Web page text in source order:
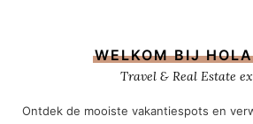
WELKOM BIJ
Travel & Real Estate
Ontdek de mooiste vakantiespots en